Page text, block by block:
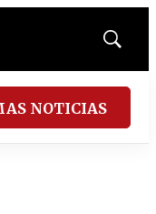
Mostrar
NOTICIAS